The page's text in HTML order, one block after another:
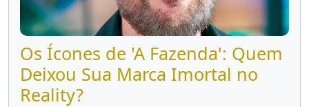
Os Ícones de 'A Fazenda': Quem
Deixou Sua Marca Imortal no
Reality?